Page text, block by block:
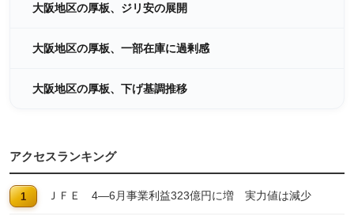
大阪地区の厚板、ジリ安の展開
大阪地区の厚板、一部在庫に過剰感
大阪地区の厚板、下げ基調推移
アクセスランキング
ＪＦＥ 4―6月事業利益323億円に増 実力値は減少